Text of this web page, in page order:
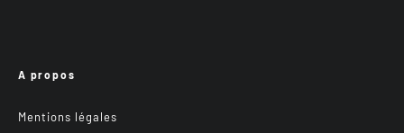
A propos
Mentions légales